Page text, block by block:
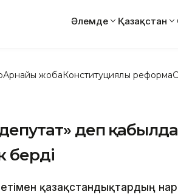
Әлемде Қазақстан
Арнайы жобаКонституциялық реформа
деп
берді
қазақстандықтардың